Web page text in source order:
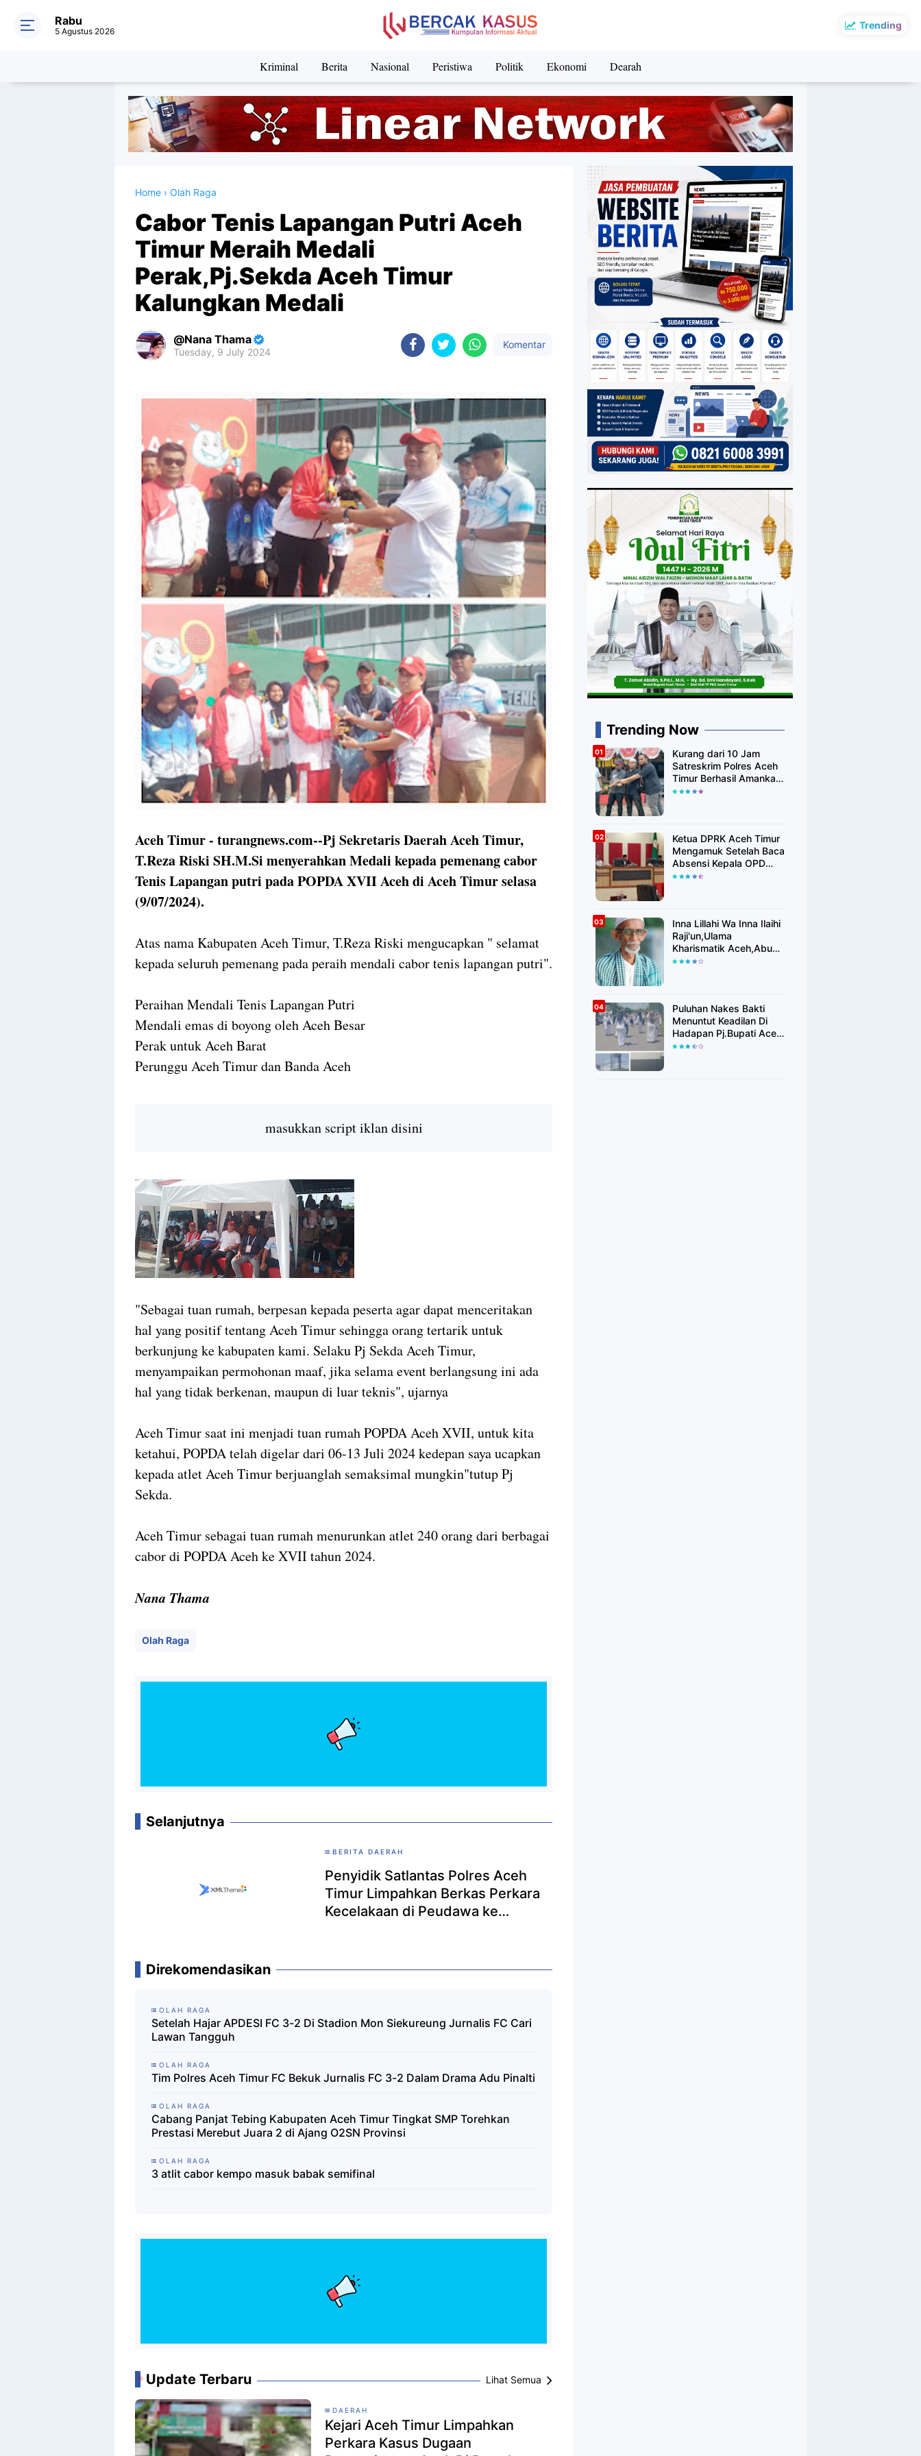
Trending
Rabu
5 Agustus 2026
Kriminal Berita Nasional Peristiwa Politik Ekonomi Dearah
Home › Olah Raga
Cabor Tenis Lapangan Putri Aceh
Timur Meraih Medali
Perak,Pj.Sekda Aceh Timur
Kalungkan Medali
Nana Thama
Tuesday, 9 July 2024
Komentar
Aceh Timur - turangnews.com--Pj Sekretaris Daerah Aceh Timur,
T.Reza Riski SH.M.Si menyerahkan Medali kepada pemenang cabor
Tenis Lapangan putri pada POPDA XVII Aceh di Aceh Timur selasa
(9/07/2024).
Atas nama Kabupaten Aceh Timur, T.Reza Riski mengucapkan " selamat
kepada seluruh pemenang pada peraih mendali cabor tenis lapangan putri".
Peraihan Mendali Tenis Lapangan Putri
Mendali emas di boyong oleh Aceh Besar
Perak untuk Aceh Barat
Perunggu Aceh Timur dan Banda Aceh
masukkan script iklan disini
"Sebagai tuan rumah, berpesan kepada peserta agar dapat menceritakan
hal yang positif tentang Aceh Timur sehingga orang tertarik untuk
berkunjung ke kabupaten kami. Selaku Pj Sekda Aceh Timur,
menyampaikan permohonan maaf, jika selama event berlangsung ini ada
hal yang tidak berkenan, maupun di luar teknis", ujarnya
Aceh Timur saat ini menjadi tuan rumah POPDA Aceh XVII, untuk kita
ketahui, POPDA telah digelar dari 06-13 Juli 2024 kedepan saya ucapkan
kepada atlet Aceh Timur berjuanglah semaksimal mungkin"tutup Pj
Sekda.
Aceh Timur sebagai tuan rumah menurunkan atlet 240 orang dari berbagai
cabor di POPDA Aceh ke XVII tahun 2024.
Nana Thama
Olah Raga
Selanjutnya
BERITA DAERAH
Penyidik Satlantas Polres Aceh
Timur Limpahkan Berkas Perkara
Kecelakaan di Peudawa ke
Direkomendasikan
OLAH RAGA
Setelah Hajar APDESI FC 3-2 Di Stadion Mon Siekureung Jurnalis FC Cari
Lawan Tangguh
OLAH RAGA
Tim Polres Aceh Timur FC Bekuk Jurnalis FC 3-2 Dalam Drama Adu Pinalti
OLAH RAGA
Cabang Panjat Tebing Kabupaten Aceh Timur Tingkat SMP Torehkan
Prestasi Merebut Juara 2 di Ajang O2SN Provinsi
OLAH RAGA
3 atlit cabor kempo masuk babak semifinal
Update Terbaru Lihat Semua
DAERAH
Kejari Aceh Timur Limpahkan
Perkara Kasus Dugaan
Trending Now
Kurang dari 10 Jam
Satreskrim Polres Aceh
Timur Berhasil Amankan
Diduga Pelaku
Ketua DPRK Aceh Timur
Mengamuk Setelah Baca
Absensi Kepala OPD
Banyak Yang Tidak
Inna Lillahi Wa Inna Ilaihi
Raji'un,Ulama
Kharismatik Aceh,Abu
Tu Min Blang Bladeh
Puluhan Nakes Bakti
Menuntut Keadilan Di
Hadapan Pj.Bupati Aceh
Timur